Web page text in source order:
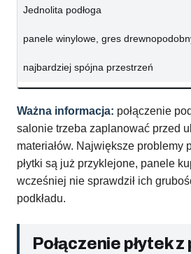
Jednolita podłoga
panele winylowe, gres
najbardziej spójna przestrzeń
Ważna informacja: połączenie
salonie trzeba zaplanować przed
materiałów. Największe problemy
płytki są już przyklejone, panele
wcześniej nie sprawdził ich
podkładu.
Połączenie płytek